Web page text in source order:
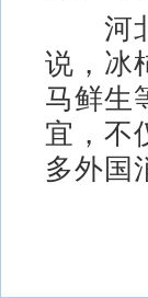
河北
说，冰
马鲜生
宜，不
多外国